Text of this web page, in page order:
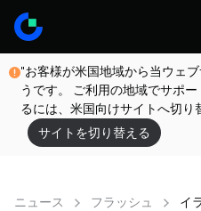
"お客様が米国地域から当ウェ
うです。 ご利用の地域でサポ
るには、米国向けサイトへ切り
サイトを切り替える
ニュース フラッシュ イ